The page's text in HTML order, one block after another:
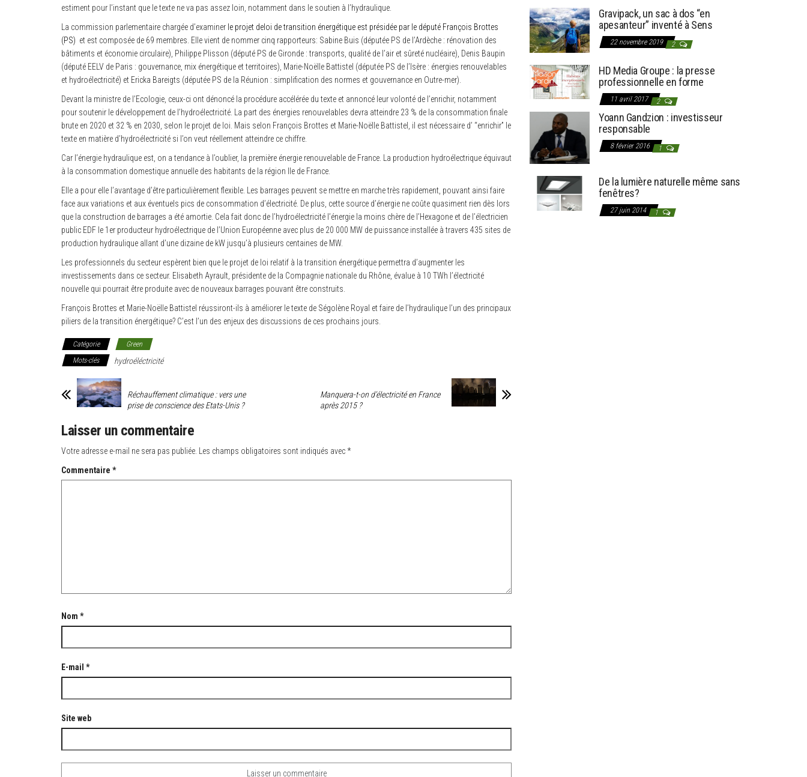
estiment pour l’instant que le texte ne va pas assez loin, notamment dans le soutien à l’hydraulique.
La commission parlementaire chargée d’examiner le projet deloi de transition énergétique est présidée par le député François Brottes
(PS) et est composée de 69 membres. Elle vient de nommer cinq rapporteurs: Sabine Buis (députée PS de l’Ardèche : rénovation des
bâtiments et économie circulaire), Philippe Plisson (député PS de Gironde : transports, qualité de l’air et sûreté nucléaire), Denis Baupin
(député EELV de Paris : gouvernance, mix énergétique et territoires), Marie-Noëlle Battistel (députée PS de l’Isère : énergies renouvelables
et hydroélectricité) et Ericka Bareigts (députée PS de la Réunion : simplification des normes et gouvernance en Outre-mer).
Devant la ministre de l’Ecologie, ceux-ci ont dénoncé la procédure accélérée du texte et annoncé leur volonté de l’enrichir, notamment
pour soutenir le développement de l’hydroélectricité. La part des énergies renouvelables devra atteindre 23 % de la consommation finale
brute en 2020 et 32 % en 2030, selon le projet de loi. Mais selon François Brottes et Marie-Noëlle Battistel, il est nécessaire d’ “enrichir” le
texte en matière d’hydroélectricité si l’on veut réellement atteindre ce chiffre.
Car l’énergie hydraulique est, on a tendance à l’oublier, la première énergie renouvelable de France. La production hydroélectrique équivaut
à la consommation domestique annuelle des habitants de la région Ile de France.
Elle a pour elle l’avantage d’être particulièrement flexible. Les barrages peuvent se mettre en marche très rapidement, pouvant ainsi faire
face aux variations et aux éventuels pics de consommation d’électricité. De plus, cette source d’énergie ne coûte quasiment rien dès lors
que la construction de barrages a été amortie. Cela fait donc de l’hydroélectricité l’énergie la moins chère de l’Hexagone et de l’électricien
public EDF le 1er producteur hydroélectrique de l’Union Européenne avec plus de 20 000 MW de puissance installée à travers 435 sites de
production hydraulique allant d’une dizaine de kW jusqu’à plusieurs centaines de MW.
Les professionnels du secteur espèrent bien que le projet de loi relatif à la transition énergétique permettra d’augmenter les
investissements dans ce secteur. Elisabeth Ayrault, présidente de la Compagnie nationale du Rhône, évalue à 10 TWh l’électricité
nouvelle qui pourrait être produite avec de nouveaux barrages pouvant être construits.
François Brottes et Marie-Noëlle Battistel réussiront-ils à améliorer le texte de Ségolène Royal et faire de l’hydraulique l’un des principaux
piliers de la transition énergétique? C’est l’un des enjeux des discussions de ces prochains jours.
Catégorie
Green
Mots-clés
hydroéléctricité
Réchauffement climatique : vers une
prise de conscience des Etats-Unis ?
Manquera-t-on d’électricité en France
après 2015 ?
Laisser un commentaire
Votre adresse e-mail ne sera pas publiée. Les champs obligatoires sont indiqués avec*
Commentaire *
Nom *
E-mail *
Site web
Gravipack, un sac à dos “en
apesanteur” inventé à Sens
22 novembre 2019 2
HD Media Groupe : la presse
professionnelle en forme
11 avril 2017 2
Yoann Gandzion : investisseur
responsable
8 février 2016 1
De la lumière naturelle même sans
fenêtres?
27 juin 2014 1